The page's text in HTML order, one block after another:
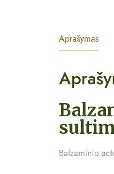
Aprašymas
Balzaminio